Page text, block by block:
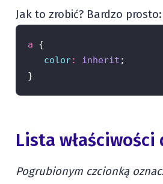
Jak to zrobić? Bardzo prosto:
a {
color: inherit ;
}
Lista właściwości
Pogrubionym czcionką